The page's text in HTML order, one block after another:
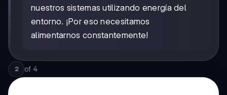
nuestros sistemas utilizando energía del
entorno. ¡Por eso necesitamos
alimentarnos constantemente!
2 of 4